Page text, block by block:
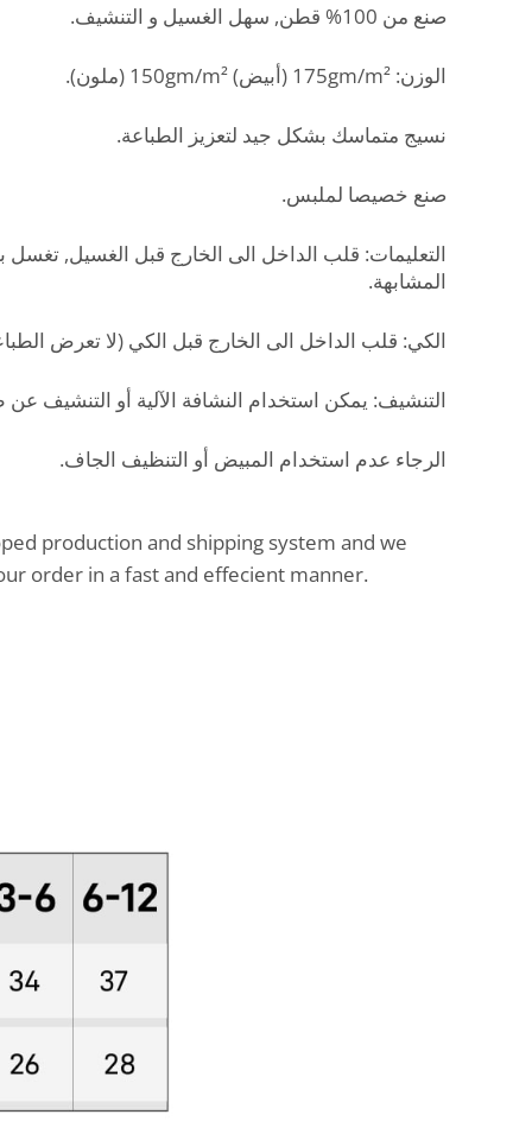
صنع من 100% قطن, سهل الغسيل و التنشيف.
الوزن: 175gm/m² (أبيض) 150gm/m² (ملون).
نسيج متماسك بشكل جيد لتعزيز الطباعة.
صنع خصيصا لملبس.
التعليمات: قلب الداخل الى الخارج قبل الغسيل, تغسل
المشابهة.
الكي: قلب الداخل الى الخارج قبل الكي (لا تعرض
التنشيف: يمكن استخدام النشافة الآلية أو التنشيف
الرجاء عدم استخدام المبيض أو التنظيف الجاف.
production and shipping system and we
order in a fast and effecient manner.